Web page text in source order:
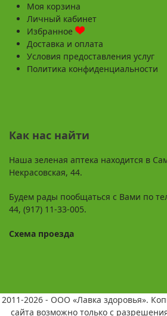
Моя корзина
Личный кабинет
Избранное
Доставка и оплата
Условия предоставления услуг
Политика конфиденциальности
Как нас найти
Наша зеленая аптека находится в
Некрасовская, 44.
Будем рады пообщаться с Вами по
44, (917) 11-33-005.
Схема проезда
2011-2026 - ООО «Лавка здоровья».
сайта возможно только с